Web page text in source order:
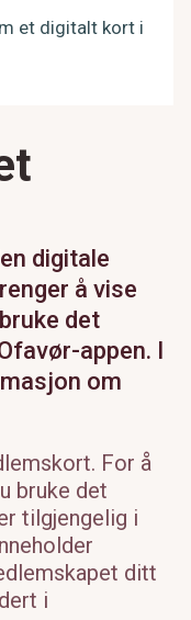
et digitalt kort i
digitale
å vise
det
appen. I
om
For å
bruke det
tilgjengelig i
ditt
i